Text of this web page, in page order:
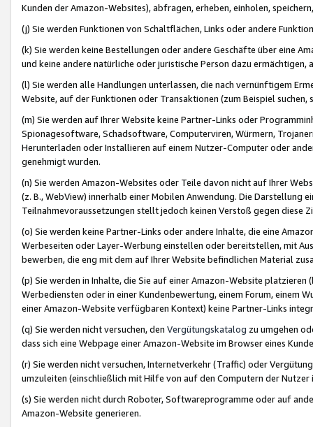
Kunden der Amazon-Websites), abfragen, erheben, einholen,
(j) Sie werden Funktionen von Schaltflächen, Links oder andere
(k) Sie werden keine Bestellungen oder andere Geschäfte über eine
und keine andere natürliche oder juristische Person dazu
(l) Sie werden alle Handlungen unterlassen, die nach vernünftigem
Website, auf der Funktionen oder Transaktionen (zum Beispiel
(m) Sie werden auf Ihrer Website keine Partner-Links oder
Spionagesoftware, Schadsoftware, Computerviren, Würmern,
Herunterladen oder Installieren auf einem Nutzer-Computer oder
genehmigt wurden.
(n) Sie werden Amazon-Websites oder Teile davon nicht auf Ihrer
(z. B., WebView) innerhalb einer Mobilen Anwendung. Die Darstellung
Teilnahmevoraussetzungen stellt jedoch keinen Verstoß gegen diese
(o) Sie werden keine Partner-Links oder andere Inhalte, die eine
Werbeseiten oder Layer-Werbung einstellen oder bereitstellen, mit
bewerben, die eng mit dem auf Ihrer Website befindlichen Material
(p) Sie werden in Inhalte, die Sie auf einer Amazon-Website
Werbediensten oder in einer Kundenbewertung, einem Forum, einem
einer Amazon-Website verfügbaren Kontext) keine Partner-Links
(q) Sie werden nicht versuchen, den Vergütungskatalog zu umgehen
dass sich eine Webpage einer Amazon-Website im Browser eines
(r) Sie werden nicht versuchen, Internetverkehr (Traffic) oder
umzuleiten (einschließlich mit Hilfe von auf den Computern der
(s) Sie werden nicht durch Roboter, Softwareprogramme oder auf
Amazon-Website generieren.